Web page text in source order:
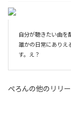
自分が聴きたい曲を
誰かの日常にありえ
す。え？
ぺろんの他のリリー